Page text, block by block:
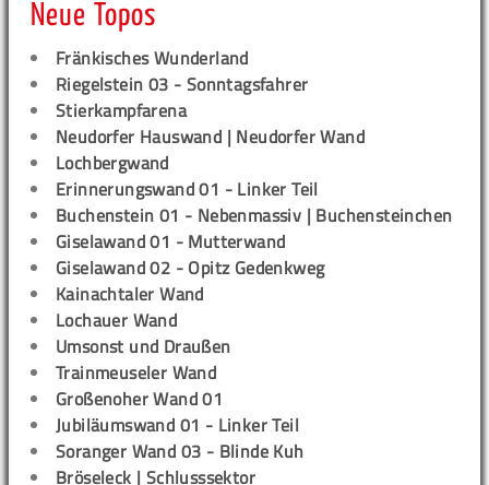
Neue Topos
Fränkisches Wunderland
Riegelstein 03 - Sonntagsfahrer
Stierkampfarena
Neudorfer Hauswand | Neudorfer Wand
Lochbergwand
Erinnerungswand 01 - Linker Teil
Buchenstein 01 - Nebenmassiv | Buchensteinchen
Giselawand 01 - Mutterwand
Giselawand 02 - Opitz Gedenkweg
Kainachtaler Wand
Lochauer Wand
Umsonst und Draußen
Trainmeuseler Wand
Großenoher Wand 01
Jubiläumswand 01 - Linker Teil
Soranger Wand 03 - Blinde Kuh
Bröseleck | Schlusssektor